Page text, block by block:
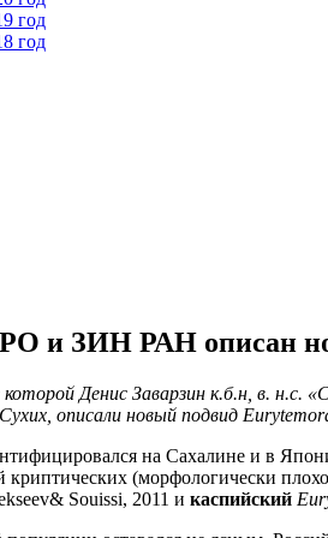
год
год
и ЗИН РАН описан
которой Денис Заварзин к.б.н, в.
описали новый подвид
на Сахалине и в
криптических (морфологически
Souissi, 2011 и каспийский